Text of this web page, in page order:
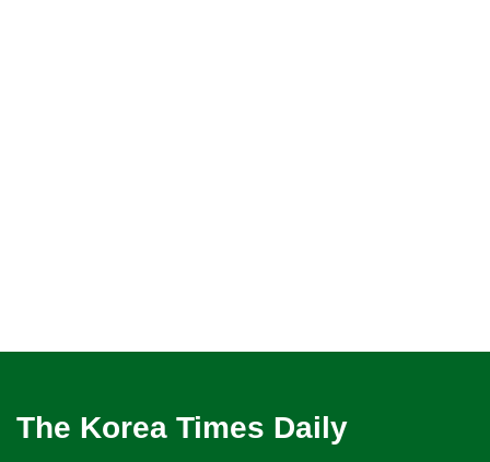
The Korea Times Daily